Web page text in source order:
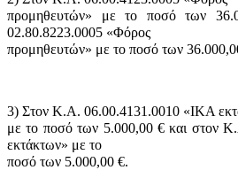
προμηθευτών» με το ποσό των
02.80.8223.0005 «Φόρος
προμηθευτών» με το ποσό των
3) Στον Κ.Α. 06.00.4131.0010 «ΙΚΑ
με το ποσό των 5.000,00 € και στον
εκτάκτων» με το
ποσό των 5.000,00 €.